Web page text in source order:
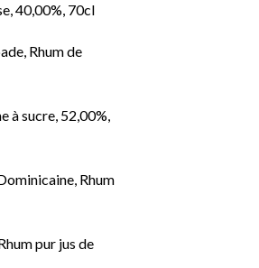
40,00%, 70cl
Rhum de
à sucre, 52,00%,
Rhum
pur jus de